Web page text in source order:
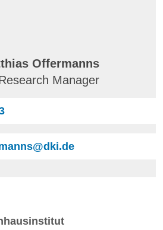
Offermanns
Manager